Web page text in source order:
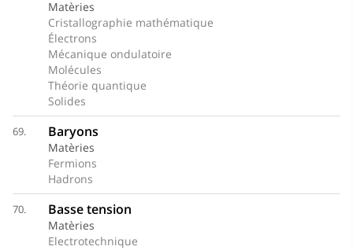
Matèries
Cristallographie mathématique
Électrons
Mécanique ondulatoire
Molécules
Théorie quantique
Solides
69. Baryons
Matèries
Fermions
Hadrons
70. Basse tension
Matèries
Electrotechnique